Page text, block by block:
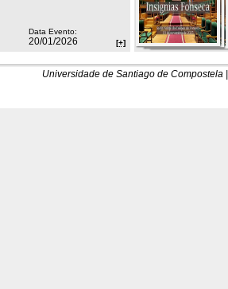
Data Evento:
20/01/2026 [+]
Universidade de Santiago de